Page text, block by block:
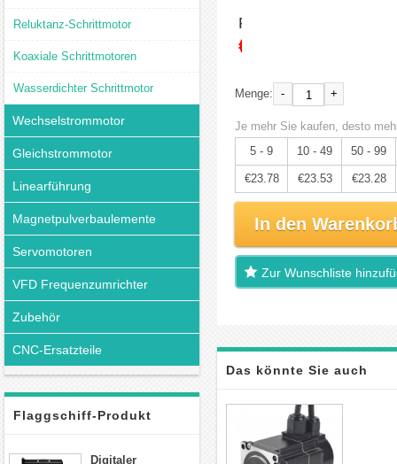
Reluktanz-Schrittmotor
Koaxiale Schrittmotoren
Wasserdichter Schrittmotor
Wechselstrommotor
Gleichstrommotor
Linearführung
Magnetpulverbaulemente
Servomotoren
VFD Frequenzumrichter
Zubehör
CNC-Ersatzteile
Flaggschiff-Produkt
Digitaler
Preis:
€25.03
Menge: - +
Je mehr Sie kaufen, desto
5 - 9
10 - 49 50 - 99
€23.78 €23.53 €23.28
In den
Zur Wunschliste
Das könnte Sie auch
interessieren